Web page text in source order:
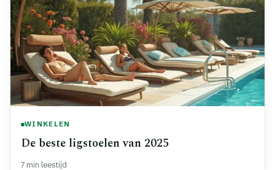
WINKELEN
De beste ligstoelen van 2025
7 min leestijd